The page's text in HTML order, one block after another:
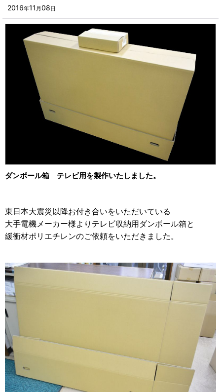
2016年11 月08日
ダンボール箱 テレビ用を製作いたしました。
東日本大震災以降お付き合いをいただいている
大手電機メーカー様よりテレビ収納用ダンボール箱と
緩衝材ポリエチレンのご依頼をいただきました。
■その他箱・ケース
■袋
■ウレタン・スポンジ
■気泡緩衝材・ミラーマット
■その他発泡材・緩衝材
■その他資材
楽器・音響機器用
スポーツ・アウトドア・健康用
靴・衣類・アパレル小物用
ホーム&キッチン用
食品・食材用
記録メディア用（USBほか）
車・モビリティ用
産業・電化製品用
ノベルティ
アニメ関連
2023年
2022年
2021年
2015年
2013年
2012年
2010年
2009年